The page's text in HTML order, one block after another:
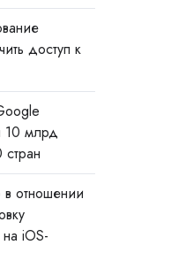
доступ к
10 млрд
отношении
iOS-